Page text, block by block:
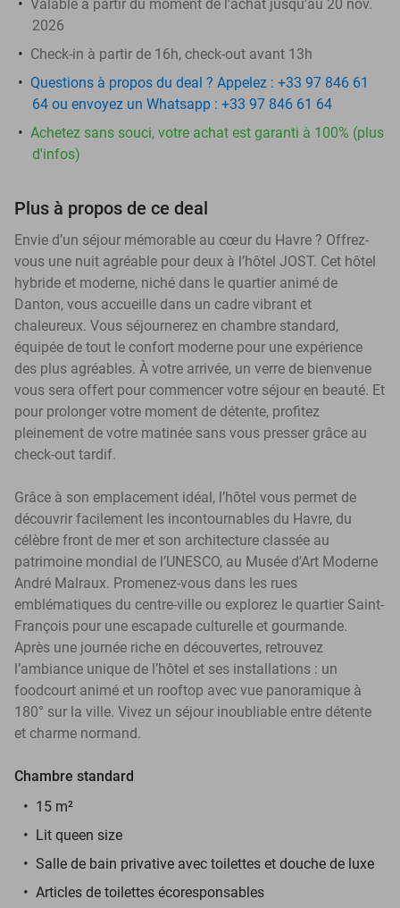
Valable à partir du moment de l'achat jusqu'au 20 nov.
2026
Check-in à partir de 16h, check-out avant 13h
Questions à propos du deal ? Appelez : +33 97 846 61
64 ou envoyez un Whatsapp : +33 97 846 61 64
Achetez sans souci, votre achat est garanti à 100% (plus
d'infos)
Plus à propos de ce deal
Envie d’un séjour mémorable au cœur du Havre ? Offrez-
vous une nuit agréable pour deux à l’hôtel JOST. Cet hôtel
hybride et moderne, niché dans le quartier animé de
Danton, vous accueille dans un cadre vibrant et
chaleureux. Vous séjournerez en chambre standard,
équipée de tout le confort moderne pour une expérience
des plus agréables. À votre arrivée, un verre de bienvenue
vous sera offert pour commencer votre séjour en beauté. Et
pour prolonger votre moment de détente, profitez
pleinement de votre matinée sans vous presser grâce au
check-out tardif.
Grâce à son emplacement idéal, l’hôtel vous permet de
découvrir facilement les incontournables du Havre, du
célèbre front de mer et son architecture classée au
patrimoine mondial de l’UNESCO, au Musée d’Art Moderne
André Malraux. Promenez-vous dans les rues
emblématiques du centre-ville ou explorez le quartier Saint-
François pour une escapade culturelle et gourmande.
Après une journée riche en découvertes, retrouvez
l’ambiance unique de l’hôtel et ses installations : un
foodcourt animé et un rooftop avec vue panoramique à
180° sur la ville. Vivez un séjour inoubliable entre détente
et charme normand.
Chambre standard
15 m²
Lit queen size
Salle de bain privative avec toilettes et douche de luxe
Articles de toilettes écoresponsables